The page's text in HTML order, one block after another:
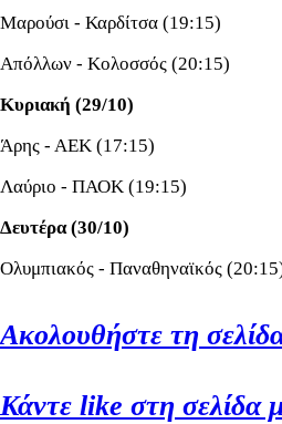
Μαρούσι - Καρδίτσα (19:15)
Απόλλων - Κολοσσός (20:15)
Κυριακή (29/10)
Άρης - ΑΕΚ (17:15)
Λαύριο - ΠΑΟΚ (19:15)
Δευτέρα (30/10)
Ολυμπιακός - Παναθηναϊκός
Ακολουθήστε τη
Κάντε like στη σελίδα